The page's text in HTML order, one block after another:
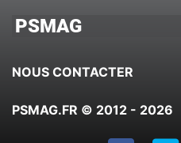
PSMAG
NOUS CONTACTER
PSMAG.FR © 2012 - 2026